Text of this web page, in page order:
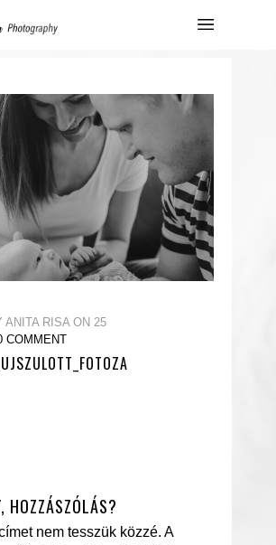
ANITA RISA ON 25
COMMENT
HOZZÁSZÓLÁS?
nem tesszük közzé. A